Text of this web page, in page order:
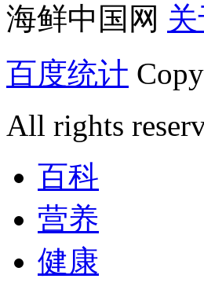
海鲜中国网
百度统计
All rights
百科
营养
健康